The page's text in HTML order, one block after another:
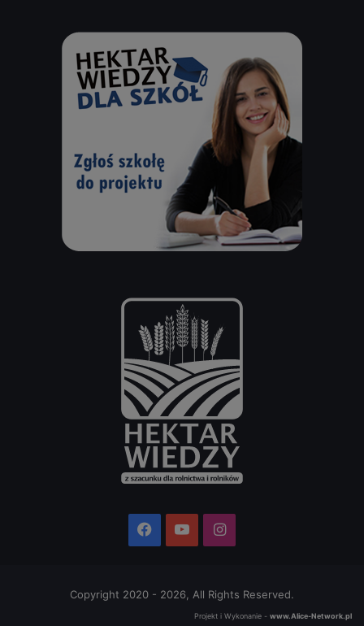
Facebook
YouTubeInstagram
Copyright 2020 - 2026, All Rights Reserved.
Projekt i Wykonanie - www.Alice-Network.pl